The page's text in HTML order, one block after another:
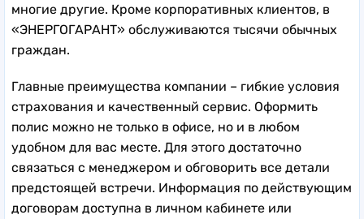
многие другие. Кроме корпоративных клиентов, в
«ЭНЕРГОГАРАНТ» обслуживаются тысячи обычных
граждан.
Главные преимущества компании – гибкие условия
страхования и качественный сервис. Оформить
полис можно не только в офисе, но и в любом
удобном для вас месте. Для этого достаточно
связаться с менеджером и обговорить все детали
предстоящей встречи. Информация по действующим
договорам доступна в личном кабинете или